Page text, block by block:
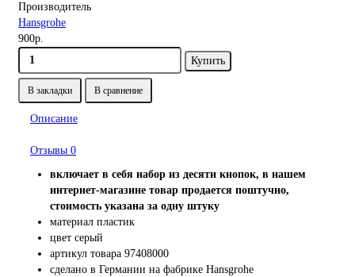
Производитель
Hansgrohe
900р.
Купить
В закладки В сравнение
Описание
Отзывы 0
включает в себя набор из десяти кнопок, в нашем
интернет-магазине товар продается поштучно,
стоимость указана за одну штуку
материал пластик
цвет серый
артикул товара 97408000
сделано в Германии на фабрике Hansgrohe